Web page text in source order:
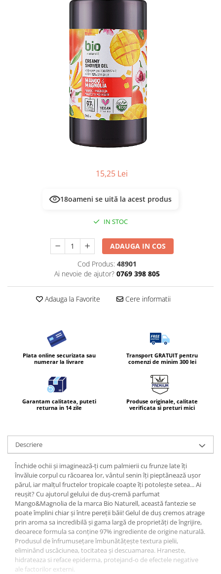
Servetele Umede & Uscate
15,25 Lei
17oameni se uită la acest produs
IN STOC
ADAUGA IN COS
Cod Produs: 48901
Ai nevoie de ajutor? 0769 398 805
Adauga la Favorite Cere informatii
Plata online securizata sau
numerar la livrare
Transport GRATUIT pentru
comenzi de minim 300 lei
Garantam calitatea, puteti
returna in 14 zile
Produse originale, calitate
verificata si preturi mici
Descriere
Închide ochii și imaginează-ți cum palmierii cu frunze late îți
învăluie corpul cu răcoarea lor, vântul senin îți pieptănează ușor
părul, iar malțul fructelor tropicale coapte îți potolește setea... Ai
reușit? Cu ajutorul gelului de duș-cremă parfumat
Mango&Magnolia de la marca Bio Naturell, această fantezie se
poate împlini chiar și între pereții băii! Gelul de duș cremos atrage
prin aroma sa incredibilă și gama largă de proprietăți de îngrijire,
deoarece formula sa conține 97% ingrediente de origine naturală.
Produsul de înfrumusețare îmbunătățește textura pielii,
eliminând uscăciunea, tocitatea și descuamarea. Hraneste,
hidrateaza si reface epiderma, protejand-o de efectele negative
ale factorilor externi.